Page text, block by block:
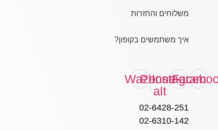
משלוחים והחזרות
איך משתמשים בקופון?
Instagram
Phone-
alt
Waze
02-6428-251
02-6310-142